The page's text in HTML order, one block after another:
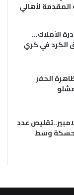
لأهالي
الأملاك…
الكرد في كري
الحفر
عدد
وسط